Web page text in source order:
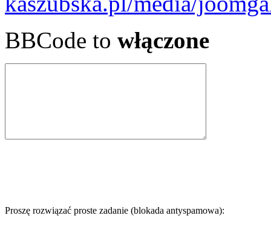
BBCode to włączone
Proszę rozwiązać proste zadanie (blokada antyspamowa):